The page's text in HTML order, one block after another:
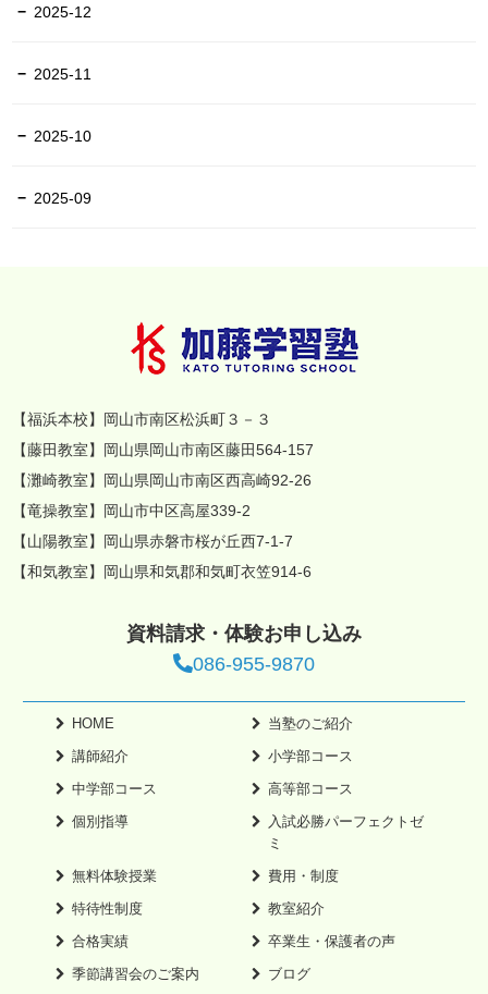
2025-12
2025-11
2025-10
2025-09
【福浜本校】岡山市南区松浜町３－３
【藤田教室】岡山県岡山市南区藤田564-157
【灘崎教室】岡山県岡山市南区西高崎92-26
【竜操教室】岡山市中区高屋339-2
【山陽教室】岡山県赤磐市桜が丘西7-1-7
【和気教室】岡山県和気郡和気町衣笠914-6
資料請求・体験お申し込み
086-955-9870
HOME
当塾のご紹介
講師紹介
小学部コース
中学部コース
高等部コース
個別指導
入試必勝パーフェクトゼ
ミ
無料体験授業
費用・制度
特待性制度
教室紹介
合格実績
卒業生・保護者の声
季節講習会のご案内
ブログ